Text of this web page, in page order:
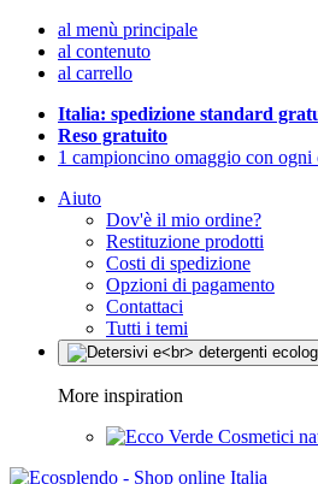
al menù principale
al contenuto
al carrello
Italia: spedizione standard
Reso gratuito
1 campioncino omaggio con ogni
Aiuto
Dov'è il mio ordine?
Restituzione prodotti
Costi di spedizione
Opzioni di pagamento
Contattaci
Tutti i temi
More inspiration
Cosmetici